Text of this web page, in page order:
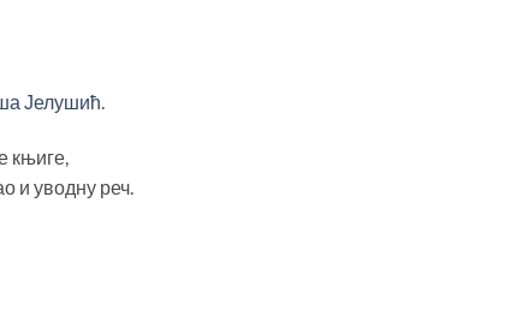
Јелушић.
књиге,
и уводну реч.